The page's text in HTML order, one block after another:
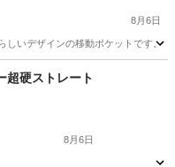
8月6日
しいデザインの移動ポケットです
硬ストレート
8月6日